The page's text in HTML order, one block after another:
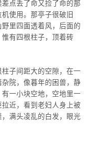
点丢了命又捡了命的那
使用。那亭子很破旧
里四面透着风，后面的
有四根柱子，顶着砖
子间距大的空隙，在一
院，像暮年的困兽，静
一小块空地，空地里一
近，看到老妇人身上被
满头凌乱的白发，眼光